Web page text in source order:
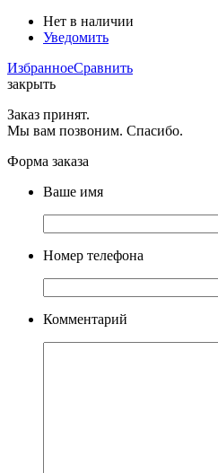
Нет в наличии
Уведомить
ИзбранноеСравнить
закрыть
Заказ принят.
Мы вам позвоним. Спасибо.
Форма заказа
Ваше имя
Номер телефона
Комментарий